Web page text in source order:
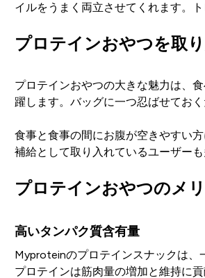
イルをうまく両立させてくれます。
プロテインおやつを取
プロテインおやつの大きな魅力は、
躍します。バッグに一つ忍ばせてお
食事と食事の間にお腹が空きやすい
補給として取り入れているユーザー
プロテインおやつのメ
高いタンパク質含有量
Myproteinのプロテインスナックは、
プロテインは筋肉量の増加と維持に